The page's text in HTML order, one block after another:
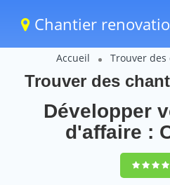
Chantier
Accueil Trouver
Trouver des
Développer
d'affaire :